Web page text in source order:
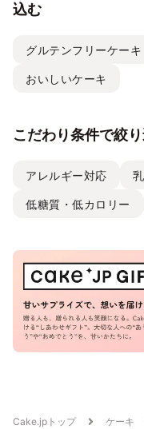
込む
グルテンフリーケーキ
おいしいケーキ
こだわり条件で絞
アレルギー対応
低糖質・低カロリー
Cake.jpトップ ケーキ